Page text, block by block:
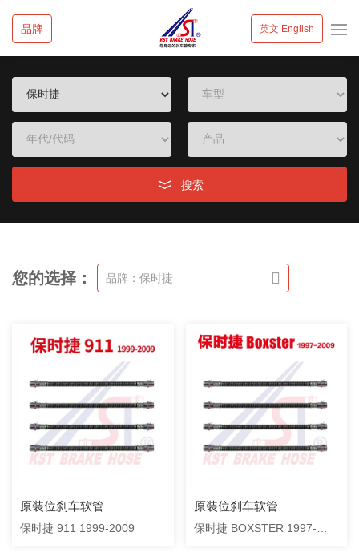
品牌 英文 English
搜索
您的选择： 品牌：保时捷
原装位刹车软管
保时捷 911 1999-2009
原装位刹车软管
保时捷 BOXSTER 1997-